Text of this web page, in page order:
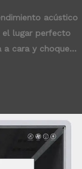
acústico
el lugar perfecto
a cara y choque